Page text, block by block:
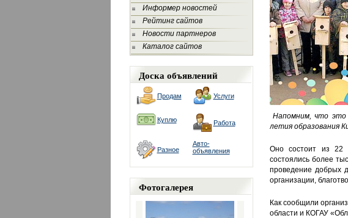
Информер новостей
Рейтинг сайтов
Новости партнеров
Каталог сайтов
Доска объявлений
Продам Услуги
Куплю Работа
Разное
Авто-
объявления
Фотогалерея
Напомним, что это
летия образования
Оно состоит из 22
состоялись более
проведение добрых
организации,
Как сообщили
области и КОГАУ